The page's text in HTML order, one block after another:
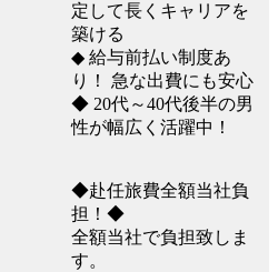
定して長くキャリアを
築ける
◆ 給与前払い制度あ
り！ 急な出費にも安心
◆ 20代～40代後半の男
性が幅広く活躍中！
◆赴任旅費全額当社負
担！◆
全額当社で負担致しま
す。